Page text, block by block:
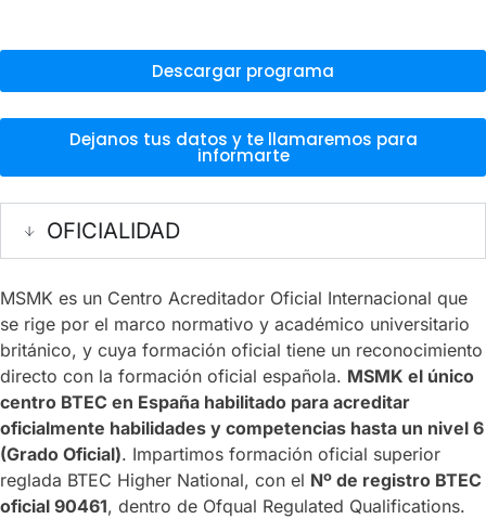
Descargar programa
Dejanos tus datos y te llamaremos para
informarte
OFICIALIDAD
MSMK es un Centro Acreditador Oficial Internacional que
se rige por el marco normativo y académico universitario
británico, y cuya formación oficial tiene un reconocimiento
directo con la formación oficial española. MSMK el único
centro BTEC en España habilitado para acreditar
oficialmente habilidades y competencias hasta un nivel 6
(Grado Oficial). Impartimos formación oficial superior
reglada BTEC Higher National, con el Nº de registro BTEC
oficial 90461, dentro de Ofqual Regulated Qualifications.